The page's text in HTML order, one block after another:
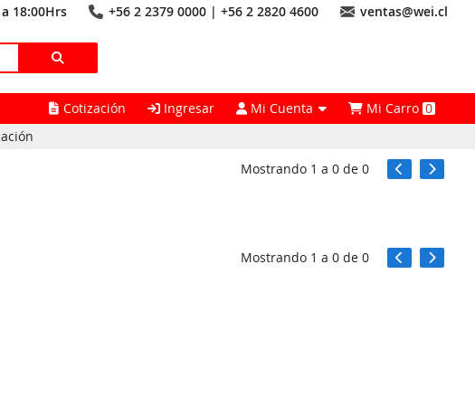
18:00Hrs +56 2 2379 0000 | +56 2 2820 4600 ventas@wei.cl
Cotización Ingresar Mi Cuenta Mi Carro0
Mostrando 1 a0 de0
Mostrando 1 a0 de0